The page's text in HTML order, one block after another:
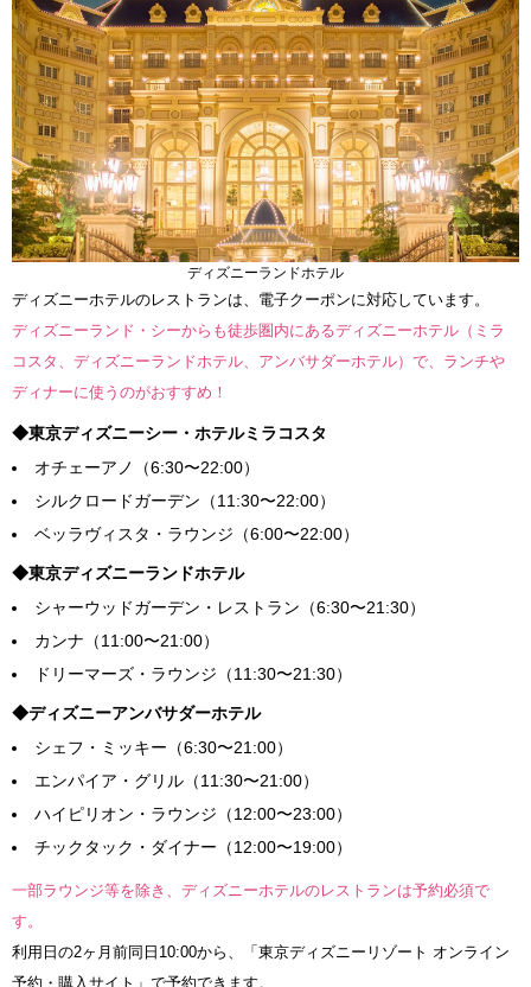
ディズニーランドホテル
ディズニーホテルのレストランは、電子クーポンに対応しています。
ディズニーランド・シーからも徒歩圏内にあるディズニーホテル（ミラ
コスタ、ディズニーランドホテル、アンバサダーホテル）で、ランチや
ディナーに使うのがおすすめ！
◆東京ディズニーシー・ホテルミラコスタ
オチェーアノ（6:30〜22:00）
シルクロードガーデン（11:30〜22:00）
ベッラヴィスタ・ラウンジ（6:00〜22:00）
◆東京ディズニーランドホテル
シャーウッドガーデン・レストラン（6:30〜21:30）
カンナ（11:00〜21:00）
ドリーマーズ・ラウンジ（11:30〜21:30）
◆ディズニーアンバサダーホテル
シェフ・ミッキー（6:30〜21:00）
エンパイア・グリル（11:30〜21:00）
ハイピリオン・ラウンジ（12:00〜23:00）
チックタック・ダイナー（12:00〜19:00）
一部ラウンジ等を除き、ディズニーホテルのレストランは予約必須で
す。
利用日の2ヶ月前同日10:00から、「東京ディズニーリゾート オンライン
予約・購入サイト」で予約できます。